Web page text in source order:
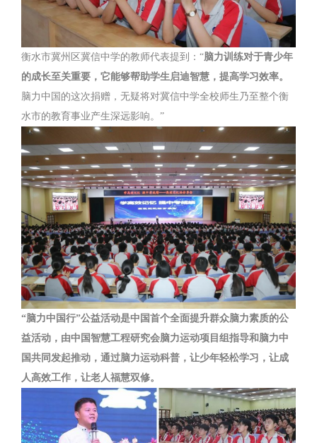
衡水市冀州区冀信中学的教师代表提到：“脑力训练对于青少年
的成长至关重要，它能够帮助学生启迪智慧，提高学习效率。
脑力中国的这次捐赠，无疑将对冀信中学全校师生乃至整个衡
水市的教育事业产生深远影响。”
“脑力中国行”公益活动是中国首个全面提升群众脑力素质的公
益活动，由中国智慧工程研究会脑力运动项目组指导和脑力中
国共同发起推动，通过脑力运动科普，让少年轻松学习，让成
人高效工作，让老人福慧双修。